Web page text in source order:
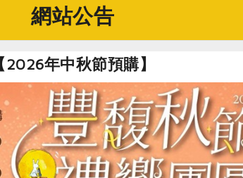
)
網站公告
【2026年中秋節預購】